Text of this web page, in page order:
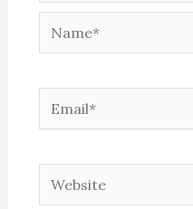
Name*
Email*
Website